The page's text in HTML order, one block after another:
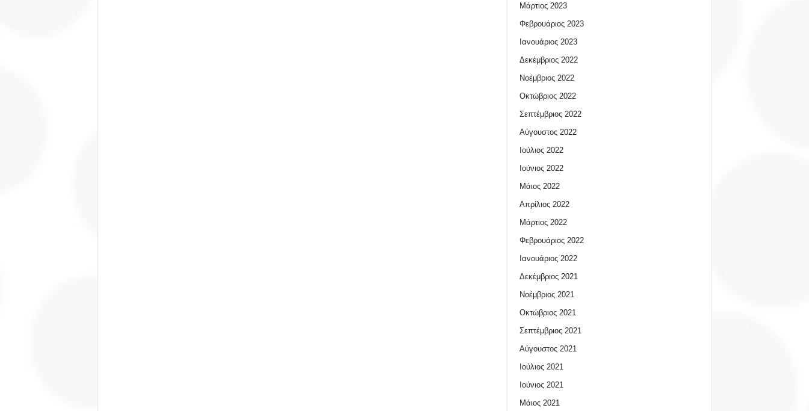
Μάρτιος 2023
Φεβρουάριος 2023
Ιανουάριος 2023
Δεκέμβριος 2022
Νοέμβριος 2022
Οκτώβριος 2022
Σεπτέμβριος 2022
Αύγουστος 2022
Ιούλιος 2022
Ιούνιος 2022
Μάιος 2022
Απρίλιος 2022
Μάρτιος 2022
Φεβρουάριος 2022
Ιανουάριος 2022
Δεκέμβριος 2021
Νοέμβριος 2021
Οκτώβριος 2021
Σεπτέμβριος 2021
Αύγουστος 2021
Ιούλιος 2021
Ιούνιος 2021
Μάιος 2021